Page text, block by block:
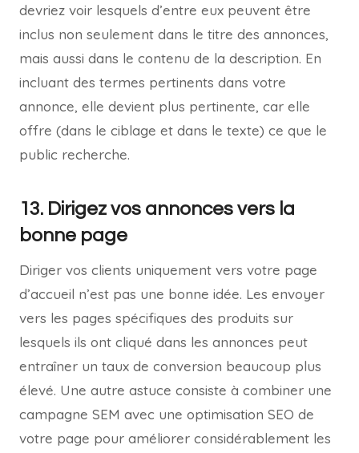
devriez voir lesquels d’entre eux peuvent être
inclus non seulement dans le titre des annonces,
mais aussi dans le contenu de la description. En
incluant des termes pertinents dans votre
annonce, elle devient plus pertinente, car elle
offre (dans le ciblage et dans le texte) ce que le
public recherche.
13. Dirigez vos annonces vers la
bonne page
Diriger vos clients uniquement vers votre page
d’accueil n’est pas une bonne idée. Les envoyer
vers les pages spécifiques des produits sur
lesquels ils ont cliqué dans les annonces peut
entraîner un taux de conversion beaucoup plus
élevé. Une autre astuce consiste à combiner une
campagne SEM avec une optimisation SEO de
votre page pour améliorer considérablement les